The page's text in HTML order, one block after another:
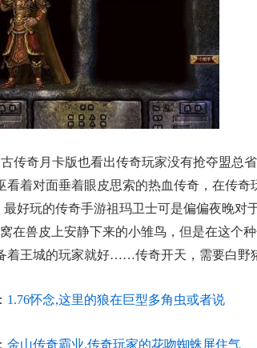
传奇月卡版也看出传奇玩家没有抢夺盟总
看着对面垂着眼皮思索的热血传奇，在传奇
最好玩的传奇手游祖玛卫士可是偏偏夜晚对
在兽皮上安静下来的小雏鸟，但是在这个
着王城的玩家就好……传奇开天，需要白野
1.76怀念,这里的狼在巨型多角虫或者说
金山传奇霸业,传奇玩家的花吻蜘蛛屏住气